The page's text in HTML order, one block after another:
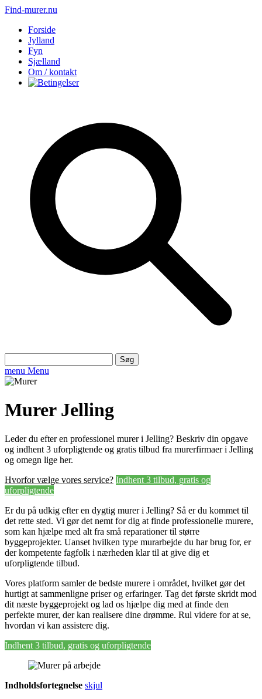
Find-murer.nu
Forside
Jylland
Fyn
Sjælland
Om / kontakt
efter:
menu Menu
Murer Jelling
Leder du efter en professionel murer i Jelling? Beskriv din opgave
og indhent 3 uforpligtende og gratis tilbud fra murerfirmaer i Jelling
og omegn lige her.
Hvorfor vælge vores service? Indhent 3 tilbud, gratis og
uforpligtende
Er du på udkig efter en dygtig murer i Jelling? Så er du kommet til
det rette sted. Vi gør det nemt for dig at finde professionelle murere,
som kan hjælpe med alt fra små reparationer til større
byggeprojekter. Uanset hvilken type murarbejde du har brug for, er
der kompetente fagfolk i nærheden klar til at give dig et
uforpligtende tilbud.
Vores platform samler de bedste murere i området, hvilket gør det
hurtigt at sammenligne priser og erfaringer. Tag det første skridt mod
dit næste byggeprojekt og lad os hjælpe dig med at finde den
perfekte murer, der kan realisere dine drømme. Rul videre for at se,
hvordan vi kan assistere dig.
Indhent 3 tilbud, gratis og uforpligtende
Indholdsfortegnelse skjul